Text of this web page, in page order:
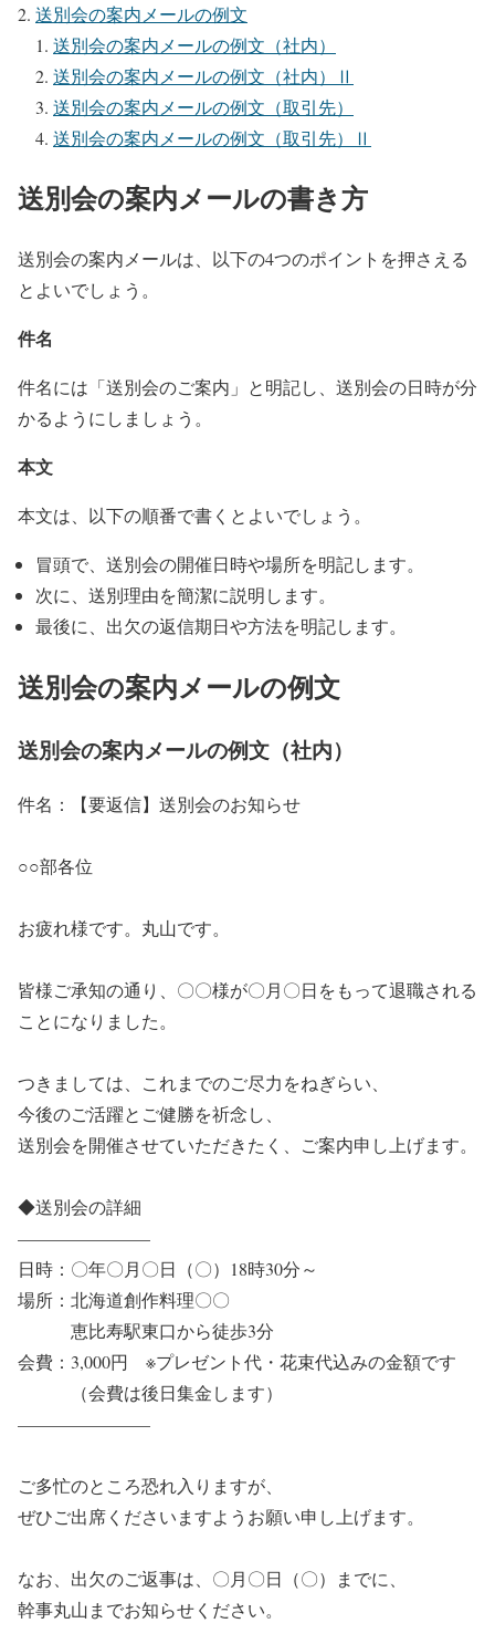
送別会の案内メールの例文
送別会の案内メールの例文（社内）
送別会の案内メールの例文（社内）Ⅱ
送別会の案内メールの例文（取引先）
送別会の案内メールの例文（取引先）Ⅱ
送別会の案内メールの書き方
送別会の案内メールは、以下の4つのポイントを押さえる
とよいでしょう。
件名
件名には「送別会のご案内」と明記し、送別会の日時が分
かるようにしましょう。
本文
本文は、以下の順番で書くとよいでしょう。
冒頭で、送別会の開催日時や場所を明記します。
次に、送別理由を簡潔に説明します。
最後に、出欠の返信期日や方法を明記します。
送別会の案内メールの例文
送別会の案内メールの例文（社内）
件名：【要返信】送別会のお知らせ
○○部各位
お疲れ様です。丸山です。
皆様ご承知の通り、〇〇様が〇月〇日をもって退職される
ことになりました。
つきましては、これまでのご尽力をねぎらい、
今後のご活躍とご健勝を祈念し、
送別会を開催させていただきたく、ご案内申し上げます。
◆送別会の詳細
———————–
日時：〇年〇月〇日（〇）18時30分～
場所：北海道創作料理〇〇
恵比寿駅東口から徒歩3分
会費：3,000円 ※プレゼント代・花束代込みの金額です
（会費は後日集金します）
———————–
ご多忙のところ恐れ入りますが、
ぜひご出席くださいますようお願い申し上げます。
なお、出欠のご返事は、〇月〇日（〇）までに、
幹事丸山までお知らせください。